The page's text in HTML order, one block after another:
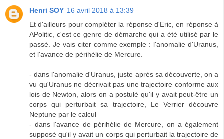
Henri SOY 16 avril 2018 à 13:39
Et d'ailleurs pour compléter la réponse d'Eric, en réponse à
APolitic, c'est ce genre de démarche qui a été utilisé par le
passé. Je vais citer comme exemple : l'anomalie d'Uranus,
et l'avance de périhélie de Mercure.
- dans l'anomalie d'Uranus, juste après sa découverte, on a
vu qu'Uranus ne décrivait pas une trajectoire conforme aux
lois de Newton, alors on a postulé qu'il y avait peut-être un
corps qui perturbait sa trajectoire, Le Verrier découvre
Neptune par le calcul
- dans l'avance de périhélie de Mercure, on a également
supposé qu'il y avait un corps qui perturbait la trajectoire de